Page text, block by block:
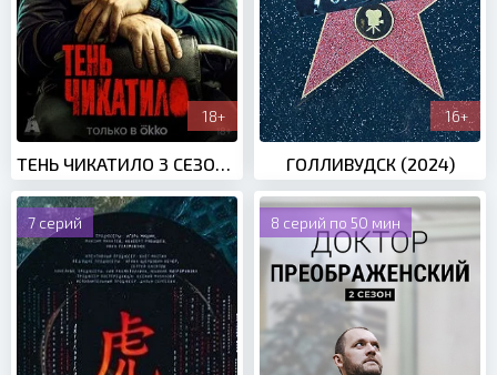
18+
ТЕНЬ ЧИКАТИЛО 3 СЕЗОН (2024)
16+
ГОЛЛИВУДСК (2024)
7 серий 8 серий по 50 мин